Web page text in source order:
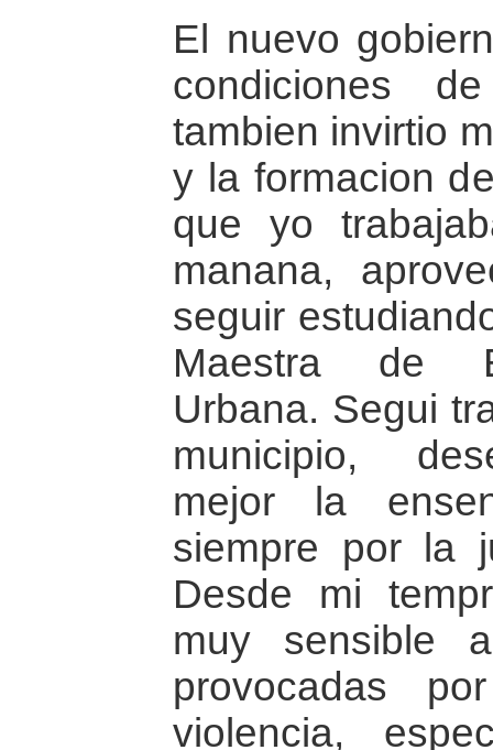
El nuevo
condiciones
tambien invirtio
y la formacion
que yo
manana,
seguir
Maestra de
Urbana. Segui
municipio,
mejor la
siempre por la
Desde mi
muy sensible
provocadas
violencia,